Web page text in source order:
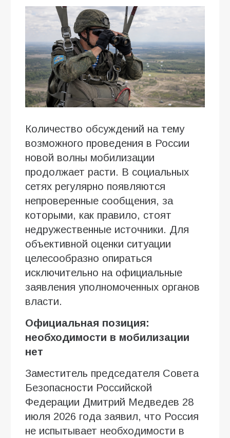
Количество обсуждений на тему
возможного проведения в России
новой волны мобилизации
продолжает расти. В социальных
сетях регулярно появляются
непроверенные сообщения, за
которыми, как правило, стоят
недружественные источники. Для
объективной оценки ситуации
целесообразно опираться
исключительно на официальные
заявления уполномоченных органов
власти.
Официальная позиция:
необходимости в мобилизации
нет
Заместитель председателя Совета
Безопасности Российской
Федерации Дмитрий Медведев 28
июля 2026 года заявил, что Россия
не испытывает необходимости в